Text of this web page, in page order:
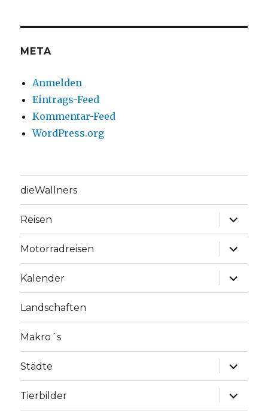
META
Anmelden
Eintrags-Feed
Kommentar-Feed
WordPress.org
dieWallners
Reisen
Motorradreisen
Kalender
Landschaften
Makro´s
Städte
Tierbilder